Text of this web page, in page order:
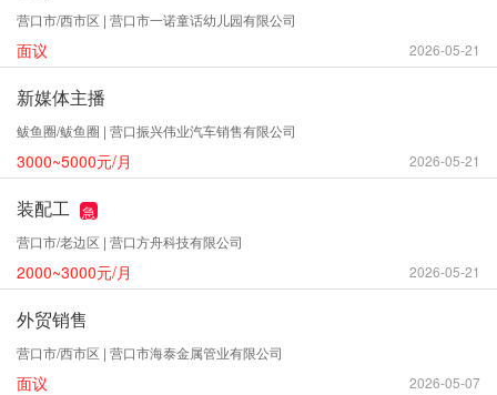
营口市/西市区 | 营口市一诺童话幼儿园有限公司
面议 2026-05-21
新媒体主播
鲅鱼圈/鲅鱼圈 | 营口振兴伟业汽车销售有限公司
3000~5000元/月 2026-05-21
装配工
急
营口市/老边区 | 营口方舟科技有限公司
2000~3000元/月 2026-05-21
外贸销售
营口市/西市区 | 营口市海泰金属管业有限公司
面议 2026-05-07